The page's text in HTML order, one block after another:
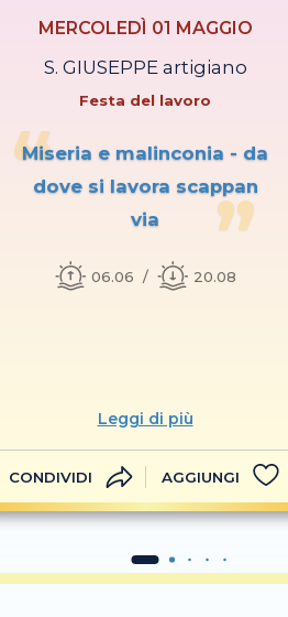
MERCOLEDÌ 01 MAGGIO
S. GIUSEPPE artigiano
Festa del lavoro
Miseria e malinconia - da
dove si lavora scappan
via
06.06 20.08
Leggi di più
CONDIVIDI AGGIUNGI